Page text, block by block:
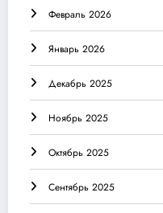
Февраль 2026
Январь 2026
Декабрь 2025
Ноябрь 2025
Октябрь 2025
Сентябрь 2025